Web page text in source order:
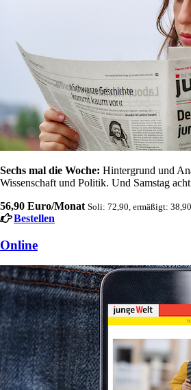
Sechs mal die Woche: Hintergrund und
Wissenschaft und Politik. Und Samstag
56,90 Euro/Monat Soli: 72,90, ermäßigt: 38,90
Bestellen
Online